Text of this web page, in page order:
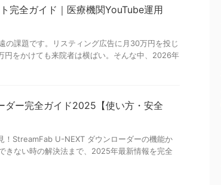
完全ガイド｜医療機関YouTube運用
の課題です。リスティング広告に月30万円を投じ
円をかけても来院者は横ばい。そんな中、2026年
ー完全ガイド2025【使い方・安全
！StreamFab U-NEXT ダウンローダーの機能か
きない時の解決法まで、2025年最新情報を完全